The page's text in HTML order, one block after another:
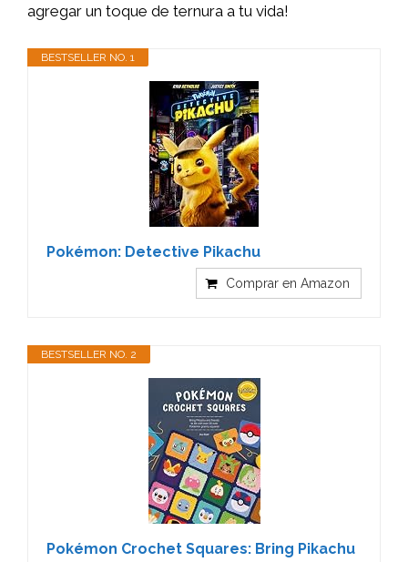
agregar un toque de ternura a tu vida!
BESTSELLER NO. 1
Pokémon: Detective Pikachu
Comprar en Amazon
BESTSELLER NO. 2
Pokémon Crochet Squares: Bring Pikachu